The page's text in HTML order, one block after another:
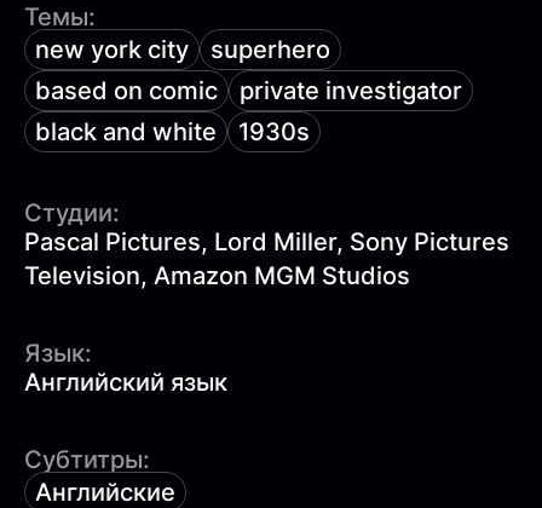
Темы:
new york city
superhero
based on comic
private investigator
black and white
1930s
Студии:
Pascal Pictures, Lord Miller, Sony Pictures
Television, Amazon MGM Studios
Язык:
Английский язык
Субтитры:
Английские